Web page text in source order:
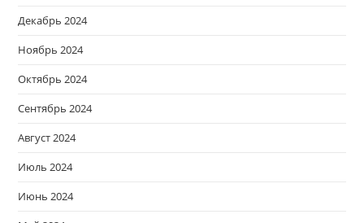
Декабрь 2024
Ноябрь 2024
Октябрь 2024
Сентябрь 2024
Август 2024
Июль 2024
Июнь 2024